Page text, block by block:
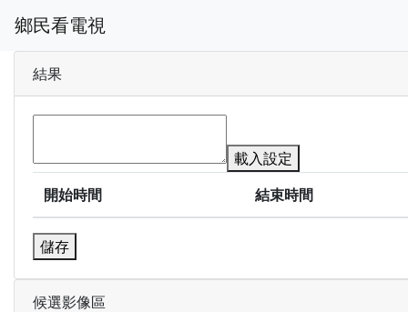
鄉民看電視
結果
載入設定
開始時間
結束時間
儲存
候選影像區